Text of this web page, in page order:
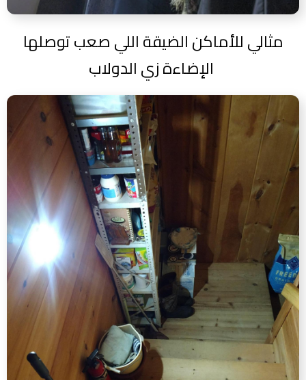
مثالي للأماكن الضيقة اللي صعب توصلها